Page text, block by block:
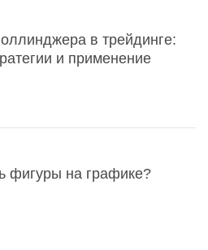
в трейдинге:
и применение
фигуры на графике?